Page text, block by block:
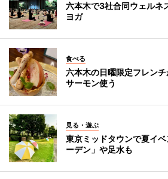
六本木で3社合同ウェル
ヨガ
食べる
六本木の日曜限定フレン
サーモン使う
見る・遊ぶ
東京ミッドタウンで夏イ
ーデン」や足水も